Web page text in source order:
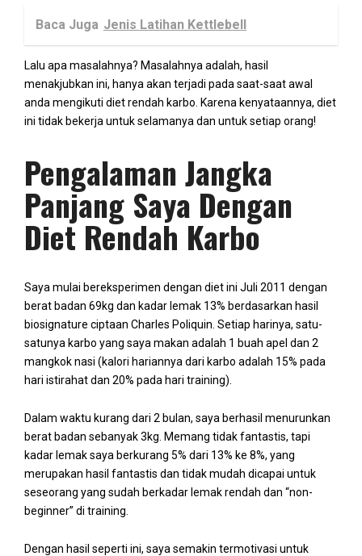
Baca Juga Jenis Latihan Kettlebell
Lalu apa masalahnya? Masalahnya adalah, hasil
menakjubkan ini, hanya akan terjadi pada saat-saat awal
anda mengikuti diet rendah karbo. Karena kenyataannya, diet
ini tidak bekerja untuk selamanya dan untuk setiap orang!
Pengalaman Jangka
Panjang Saya Dengan
Diet Rendah Karbo
Saya mulai bereksperimen dengan diet ini Juli 2011 dengan
berat badan 69kg dan kadar lemak 13% berdasarkan hasil
biosignature ciptaan Charles Poliquin. Setiap harinya, satu-
satunya karbo yang saya makan adalah 1 buah apel dan 2
mangkok nasi (kalori hariannya dari karbo adalah 15% pada
hari istirahat dan 20% pada hari training).
Dalam waktu kurang dari 2 bulan, saya berhasil menurunkan
berat badan sebanyak 3kg. Memang tidak fantastis, tapi
kadar lemak saya berkurang 5% dari 13% ke 8%, yang
merupakan hasil fantastis dan tidak mudah dicapai untuk
seseorang yang sudah berkadar lemak rendah dan “non-
beginner” di training.
Dengan hasil seperti ini, saya semakin termotivasi untuk